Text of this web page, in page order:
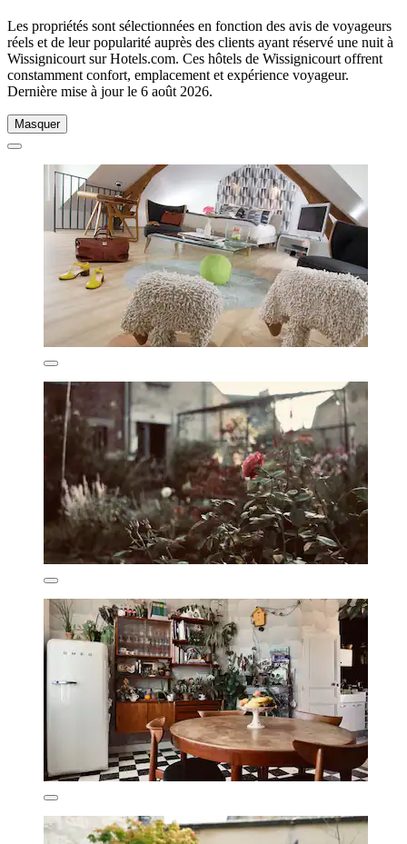
Les propriétés sont sélectionnées en fonction des avis de voyageurs
réels et de leur popularité auprès des clients ayant réservé une nuit à
Wissignicourt sur Hotels.com. Ces hôtels de Wissignicourt offrent
constamment confort, emplacement et expérience voyageur.
Dernière mise à jour le 6 août 2026.
Masquer